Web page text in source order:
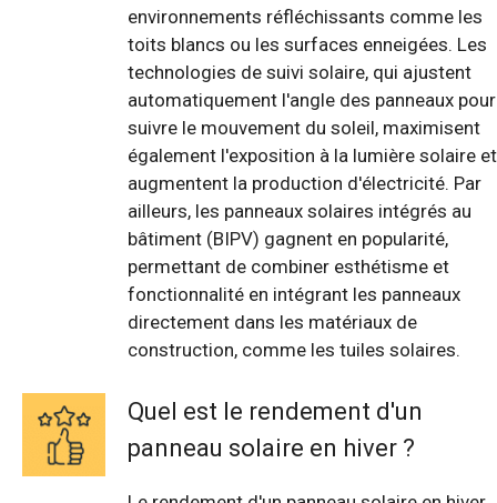
environnements réfléchissants comme les
toits blancs ou les surfaces enneigées. Les
technologies de suivi solaire, qui ajustent
automatiquement l'angle des panneaux pour
suivre le mouvement du soleil, maximisent
également l'exposition à la lumière solaire et
augmentent la production d'électricité. Par
ailleurs, les panneaux solaires intégrés au
bâtiment (BIPV) gagnent en popularité,
permettant de combiner esthétisme et
fonctionnalité en intégrant les panneaux
directement dans les matériaux de
construction, comme les tuiles solaires.
Quel est le rendement d'un
panneau solaire en hiver ?